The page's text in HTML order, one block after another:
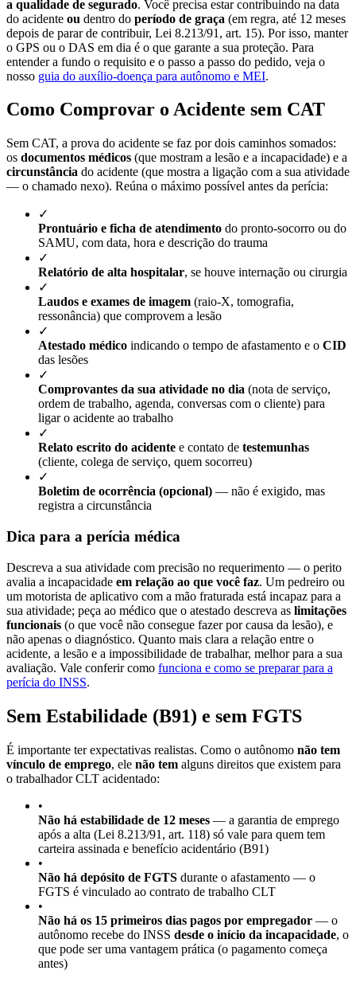
a qualidade de segurado. Você precisa estar contribuindo na data
do acidente ou dentro do período de graça (em regra, até 12 meses
depois de parar de contribuir, Lei 8.213/91, art. 15). Por isso, manter
o GPS ou o DAS em dia é o que garante a sua proteção. Para
entender a fundo o requisito e o passo a passo do pedido, veja o
nosso guia do auxílio-doença para autônomo e MEI.
Como Comprovar o Acidente sem CAT
Sem CAT, a prova do acidente se faz por dois caminhos somados:
os documentos médicos (que mostram a lesão e a incapacidade) e a
circunstância do acidente (que mostra a ligação com a sua atividade
— o chamado nexo). Reúna o máximo possível antes da perícia:
✓
Prontuário e ficha de atendimento do pronto-socorro ou do
SAMU, com data, hora e descrição do trauma
✓
Relatório de alta hospitalar, se houve internação ou cirurgia
✓
Laudos e exames de imagem (raio-X, tomografia,
ressonância) que comprovem a lesão
✓
Atestado médico indicando o tempo de afastamento e o CID
das lesões
✓
Comprovantes da sua atividade no dia (nota de serviço,
ordem de trabalho, agenda, conversas com o cliente) para
ligar o acidente ao trabalho
✓
Relato escrito do acidente e contato de testemunhas
(cliente, colega de serviço, quem socorreu)
✓
Boletim de ocorrência (opcional) — não é exigido, mas
registra a circunstância
Dica para a perícia médica
Descreva a sua atividade com precisão no requerimento — o perito
avalia a incapacidade em relação ao que você faz. Um pedreiro ou
um motorista de aplicativo com a mão fraturada está incapaz para a
sua atividade; peça ao médico que o atestado descreva as limitações
funcionais (o que você não consegue fazer por causa da lesão), e
não apenas o diagnóstico. Quanto mais clara a relação entre o
acidente, a lesão e a impossibilidade de trabalhar, melhor para a sua
avaliação. Vale conferir como funciona e como se preparar para a
perícia do INSS.
Sem Estabilidade (B91) e sem FGTS
É importante ter expectativas realistas. Como o autônomo não tem
vínculo de emprego, ele não tem alguns direitos que existem para
o trabalhador CLT acidentado:
•
Não há estabilidade de 12 meses — a garantia de emprego
após a alta (Lei 8.213/91, art. 118) só vale para quem tem
carteira assinada e benefício acidentário (B91)
•
Não há depósito de FGTS durante o afastamento — o
FGTS é vinculado ao contrato de trabalho CLT
•
Não há os 15 primeiros dias pagos por empregador — o
autônomo recebe do INSS desde o início da incapacidade, o
que pode ser uma vantagem prática (o pagamento começa
antes)